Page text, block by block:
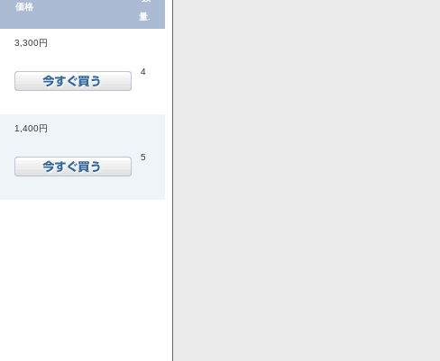
価格
量.
3,300円
4
1,400円
5